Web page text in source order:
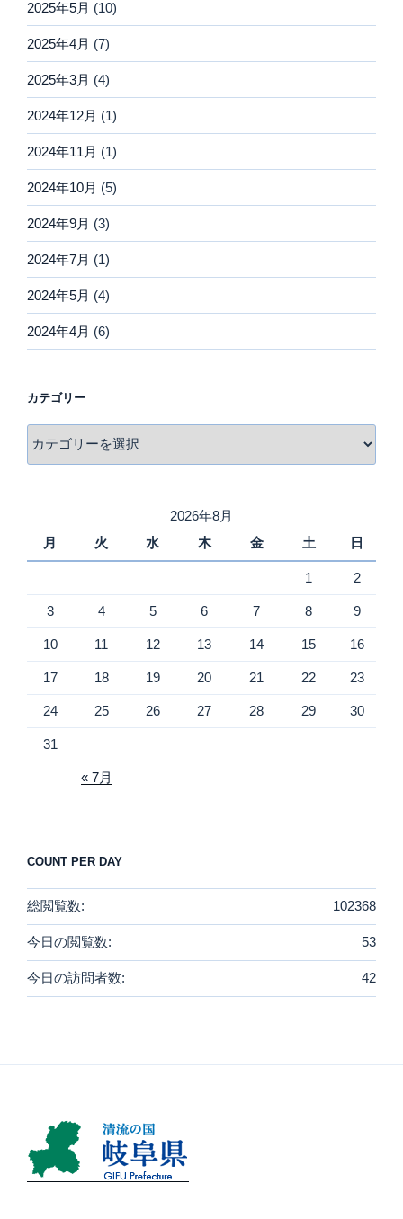
2025年5月 (10)
2025年4月 (7)
2025年3月 (4)
2024年12月 (1)
2024年11月 (1)
2024年10月 (5)
2024年9月 (3)
2024年7月 (1)
2024年5月 (4)
2024年4月 (6)
カテゴリー
テ
2026年8月
月
火 水 木 金 土 日
1 2
3 4 5 6 7 8 9
10 11 12 13 14 15 16
17 18 19 20 21 22 23
24 25 26 27 28 29 30
31
« 7月
COUNT PER DAY
102368
総閲覧数:
53
今日の閲覧数:
42
今日の訪問者数: